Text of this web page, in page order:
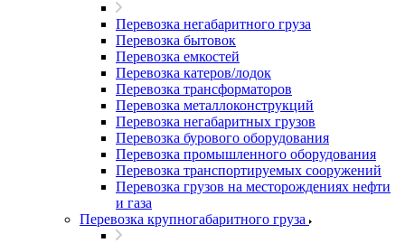
Перевозка негабаритного груза
Перевозка бытовок
Перевозка емкостей
Перевозка катеров/лодок
Перевозка трансформаторов
Перевозка металлоконструкций
Перевозка негабаритных грузов
Перевозка бурового оборудования
Перевозка промышленного оборудования
Перевозка транспортируемых сооружений
Перевозка грузов на месторождениях нефти
и газа
Перевозка крупногабаритного груза